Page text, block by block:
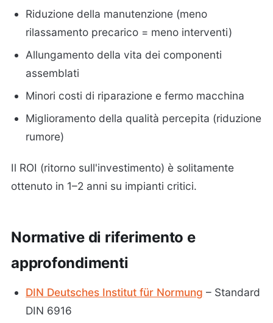
Riduzione della manutenzione (meno
rilassamento precarico = meno interventi)
Allungamento della vita dei componenti
assemblati
Minori costi di riparazione e fermo macchina
Miglioramento della qualità percepita (riduzione
rumore)
Il ROI (ritorno sull'investimento) è solitamente
ottenuto in 1–2 anni su impianti critici.
Normative di riferimento e
approfondimenti
DIN Deutsches Institut für Normung – Standard
DIN 6916